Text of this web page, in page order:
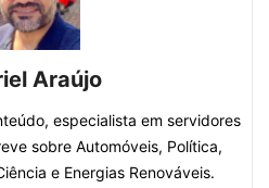
Araújo
especialista em servidores
sobre Automóveis, Política,
e Energias Renováveis.